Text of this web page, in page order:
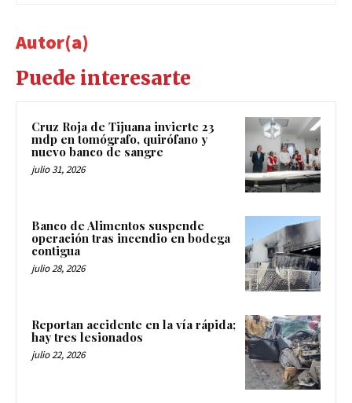
Autor(a)
Puede interesarte
Cruz Roja de Tijuana invierte 23
mdp en tomógrafo, quirófano y
nuevo banco de sangre
julio 31, 2026
Banco de Alimentos suspende
operación tras incendio en bodega
contigua
julio 28, 2026
Reportan accidente en la vía rápida;
hay tres lesionados
julio 22, 2026